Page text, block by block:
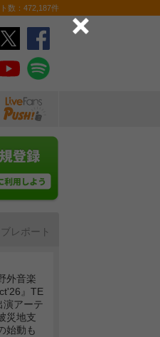
数：472,187件
レポート
外音楽
』TE
演アーテ
災地支
始動も